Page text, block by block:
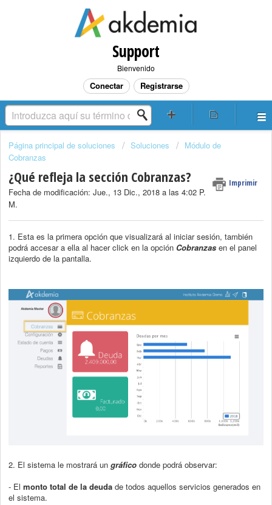
Support
Bienvenido
Conectar Registrarse
Página principal de soluciones Soluciones
Módulo de
Cobranzas
¿Qué refleja la sección Cobranzas? Imprimir
Fecha de modificación: Jue., 13 Dic., 2018 a las 4:02 P.
M.
1. Esta es la primera opción que visualizará al iniciar sesión, también
podrá accesar a ella al hacer click en la opción Cobranzas en el panel
izquierdo de la pantalla.
2. El sistema le mostrará un gráfico donde podrá observar:
- El monto total de la deuda de todos aquellos servicios generados en
el sistema.